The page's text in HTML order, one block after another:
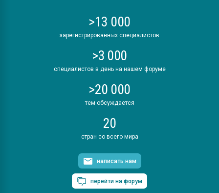
>13 000
зарегистрированных специалистов
>3 000
специалистов в день на нашем форуме
>20 000
тем обсуждается
20
стран со всего мира
написать нам
перейти на форум